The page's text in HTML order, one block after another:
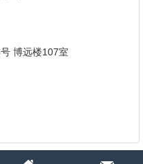
博远楼107室